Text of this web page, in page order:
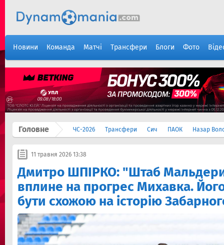
Новини Команда Матчі Трансфери Блоги Фото
Головне ЧС-2026 Трансфери Сич ПАОК Назар
11 травня 2026 13:38
Дмитро ШПІРКО: "Штаб
вплине на прогрес Михавка.
бути схожою на історію